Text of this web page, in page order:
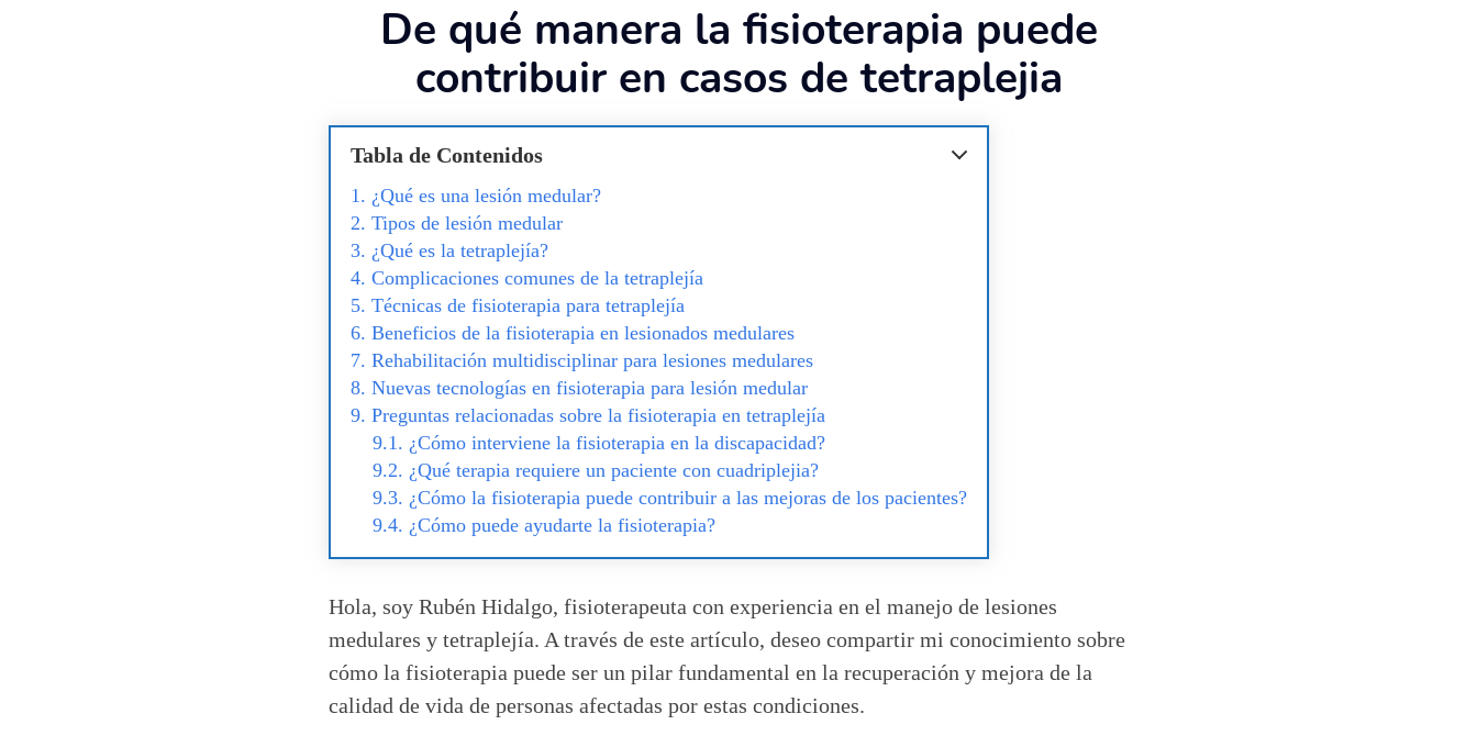
De qué manera la fisioterapia puede
contribuir en casos de tetraplejia
Tabla de Contenidos
¿Qué es una lesión medular?
Tipos de lesión medular
¿Qué es la tetraplejía?
Complicaciones comunes de la tetraplejía
Técnicas de fisioterapia para tetraplejía
Beneficios de la fisioterapia en lesionados medulares
Rehabilitación multidisciplinar para lesiones medulares
Nuevas tecnologías en fisioterapia para lesión medular
Preguntas relacionadas sobre la fisioterapia en tetraplejía
¿Cómo interviene la fisioterapia en la discapacidad?
¿Qué terapia requiere un paciente con cuadriplejia?
¿Cómo la fisioterapia puede contribuir a las mejoras de los pacientes?
¿Cómo puede ayudarte la fisioterapia?
Hola, soy Rubén Hidalgo, fisioterapeuta con experiencia en el manejo de lesiones
medulares y tetraplejía. A través de este artículo, deseo compartir mi conocimiento sobre
cómo la fisioterapia puede ser un pilar fundamental en la recuperación y mejora de la
calidad de vida de personas afectadas por estas condiciones.